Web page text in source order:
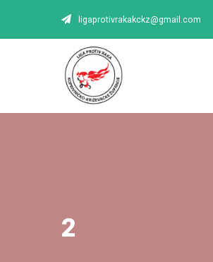
ligaprotivrakakckz@gmail.com
2